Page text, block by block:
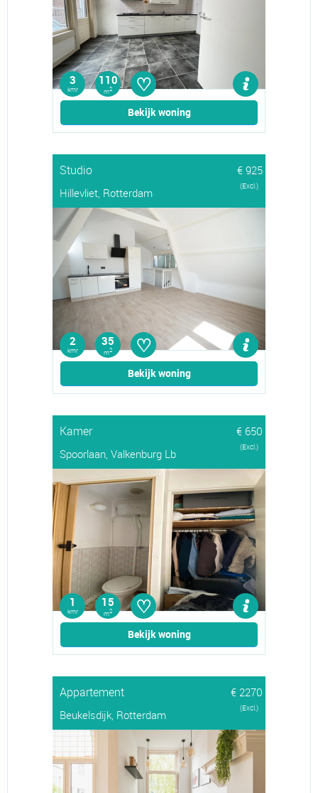
3
kmr
110
m2 ♡
Bekijk woning
Studio
€ 925
Hillevliet, Rotterdam
(Excl.)
2
kmr
35
m2 ♡
Bekijk woning
Kamer
€ 650
Spoorlaan, Valkenburg Lb
(Excl.)
1
kmr
15
m2 ♡
Bekijk woning
Appartement
€ 2270
Beukelsdijk, Rotterdam
(Excl.)